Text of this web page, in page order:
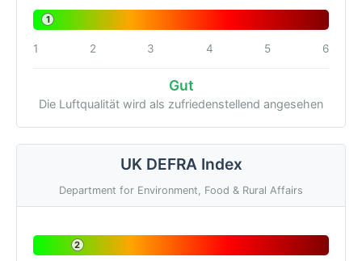
1
1 2 3 4 5 6
Gut
Die Luftqualität wird als zufriedenstellend angesehen
UK DEFRA Index
Department for Environment, Food & Rural Affairs
2